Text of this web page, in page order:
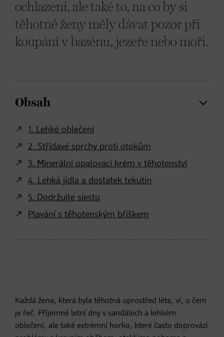
ochlazení, ale také to, na co by si
těhotné ženy měly dávat pozor při
koupání v bazénu, jezeře nebo moři.
Obsah
1. Lehké oblečení
2. Střídavé sprchy proti otokům
3. Minerální opalovací krém v těhotenství
4. Lehká jídla a dostatek tekutin
5. Dodržujte siestu
Plavání s těhotenským bříškem
Každá žena, která byla těhotná uprostřed léta, ví, o čem
je řeč. Příjemné letní dny v sandálech a lehkém
oblečení, ale také extrémní horko, které často doprovází